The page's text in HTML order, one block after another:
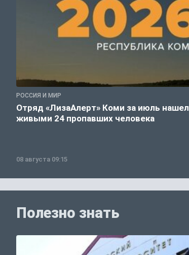
РОССИЯ И МИР
Отряд «ЛизаАлерт» Коми за июль нашел
живыми 24 пропавших человека
08 августа 09:15
Полезно знать